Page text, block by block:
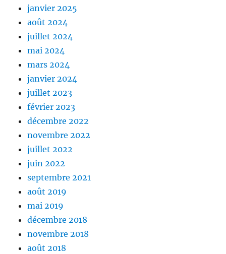
janvier 2025
août 2024
juillet 2024
mai 2024
mars 2024
janvier 2024
juillet 2023
février 2023
décembre 2022
novembre 2022
juillet 2022
juin 2022
septembre 2021
août 2019
mai 2019
décembre 2018
novembre 2018
août 2018